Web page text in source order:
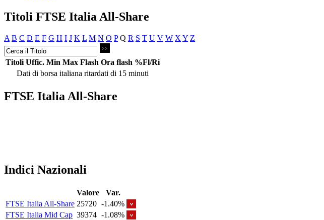
Titoli FTSE Italia All-Share
A B C D E F G H I J K L M N O P Q R S T U V W X Y Z
Titoli Uffic. Min Max Flash Ora flash %Fl/Ri
Dati di borsa italiana ritardati di 15 minuti
FTSE Italia All-Share
Indici Nazionali
Valore
Var.
FTSE Italia All-Share 25720 -1.40%
FTSE Italia Mid Cap 39374 -1.08%